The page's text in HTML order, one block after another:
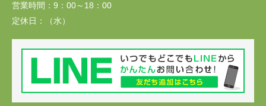
営業時間： 9：00～18：00
定休日：
（水）